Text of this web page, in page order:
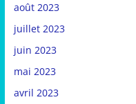
août 2023
juillet 2023
juin 2023
mai 2023
avril 2023